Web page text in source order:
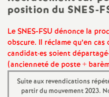
position du SNES-
Le SNES-FSU dénonce la
obscure. Il réclame qu’en cas
candidat·es soient départagé·
(ancienneté de poste +
Suite aux revendications
partir du mouvement 2023.